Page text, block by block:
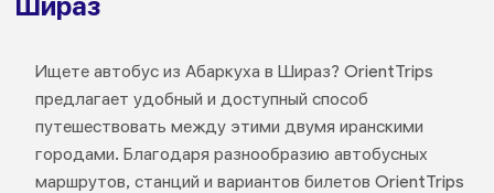
Ищете автобус из Абаркуха в Шираз? OrientTrips
предлагает удобный и доступный способ
путешествовать между этими двумя иранскими
городами. Благодаря разнообразию автобусных
маршрутов, станций и вариантов билетов OrientTrips